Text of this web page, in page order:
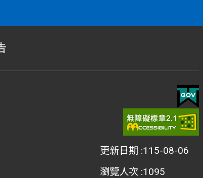
更新日期 115-08-06
瀏覽人次 1095